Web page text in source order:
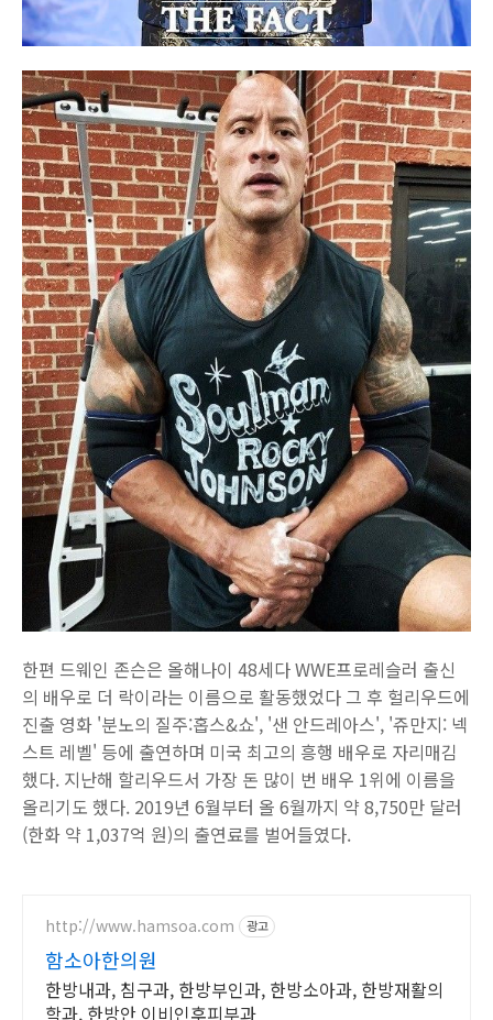
한편 드웨인 존슨은 올해나이 48세다 WWE프로레슬러 출신
의 배우로 더 락이라는 이름으로 활동했었다 그 후 헐리우드에
진출 영화 '분노의 질주:홉스&쇼', '샌 안드레아스', '쥬만지: 넥
스트 레벨' 등에 출연하며 미국 최고의 흥행 배우로 자리매김
했다. 지난해 할리우드서 가장 돈 많이 번 배우 1위에 이름을
올리기도 했다. 2019년 6월부터 올 6월까지 약 8,750만 달러
(한화 약 1,037억 원)의 출연료를 벌어들였다.
http://www.hamsoa.com 광고
함소아한의원
한방내과, 침구과, 한방부인과, 한방소아과, 한방재활의
학과, 한방안 이비인후피부과